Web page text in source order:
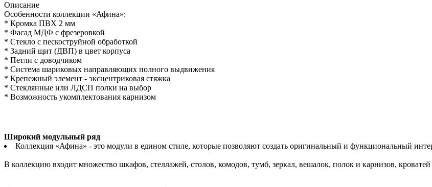
Описание
Особенности коллекции «Афина»:
* Кромка ПВХ 2 мм
* Фасад МДФ с фрезеровкой
* Стекло с пескоструйной обработкой
* Задний щит (ДВП) в цвет корпуса
* Петли с доводчиком
* Система шариковых направляющих полного выдвижения
* Крепежный элемент - эксцентриковая стяжка
* Стеклянные или ЛДСП полки на выбор
* Возможность укомплектования карнизом
Широкий модульный ряд
Коллекция «Афина» - это модули в едином стиле, которые позволяют создать оригинальный и функциональный
В коллекцию входит множество шкафов, стеллажей, столов, комодов, тумб, зеркал, вешалок, полок и карнизов,